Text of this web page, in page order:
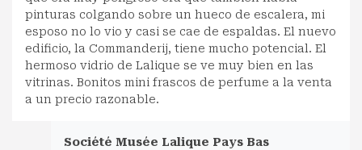
pinturas colgando sobre un hueco de escalera, mi
esposo no lo vio y casi se cae de espaldas. El nuevo
edificio, la Commanderij, tiene mucho potencial. El
hermoso vidrio de Lalique se ve muy bien en las
vitrinas. Bonitos mini frascos de perfume a la venta
a un precio razonable.
Société Musée Lalique Pays Bas